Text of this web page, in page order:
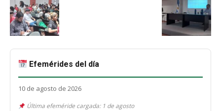
Efemérides del día
10 de agosto de 2026
Última efeméride cargada: 1 de agosto